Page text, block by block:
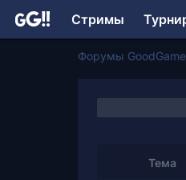
Стримы
Форумы
Тема